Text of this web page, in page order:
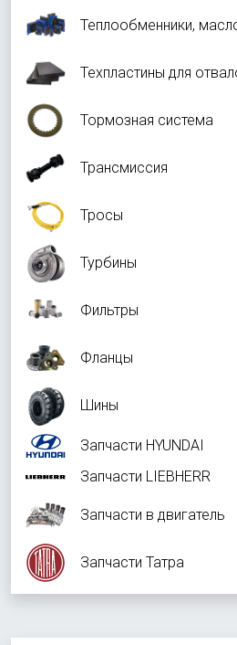
Теплообменники,
Техпластины для
Тормозная система
Трансмиссия
Тросы
Турбины
Фильтры
Фланцы
Шины
Запчасти HYUNDAI
Запчасти LIEBHERR
Запчасти в двигатель
Запчасти Татра